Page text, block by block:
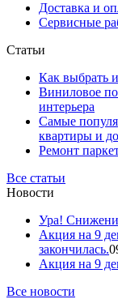
Доставка и
Сервисные
Статьи
Как выбрать
Виниловое
интерьера
Самые
квартиры и
Ремонт
Все статьи
Новости
Ура!
Акция на 9
закончилась.
Акция на 9
Все новости